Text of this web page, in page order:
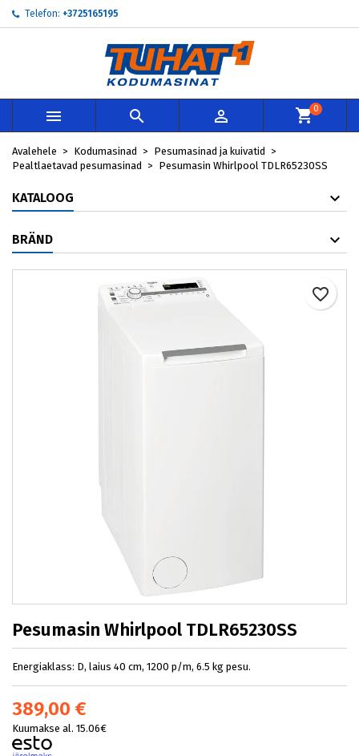
Telefon: +3725165195
   0
Avalehele Kodumasinad
Pesumasinad ja kuivatid
Pealtlaetavad pesumasinad
Pesumasin Whirlpool TDLR65230SS
KATALOOG
BRÄND
Pesumasin Whirlpool TDLR65230SS
Energiaklass: D, laius 40 cm, 1200 p/m, 6.5 kg pesu.
389,00 €
Kuumakse al. 15.06€
favorite_border
My wishlists ×
Create new list
Loo soovinimekiri ×
Soovinimekirja nimi
Loobu Loo soovinimekiri
Sisene ×
Te peate olema sisselogitud, et tooteid soovinimekirja